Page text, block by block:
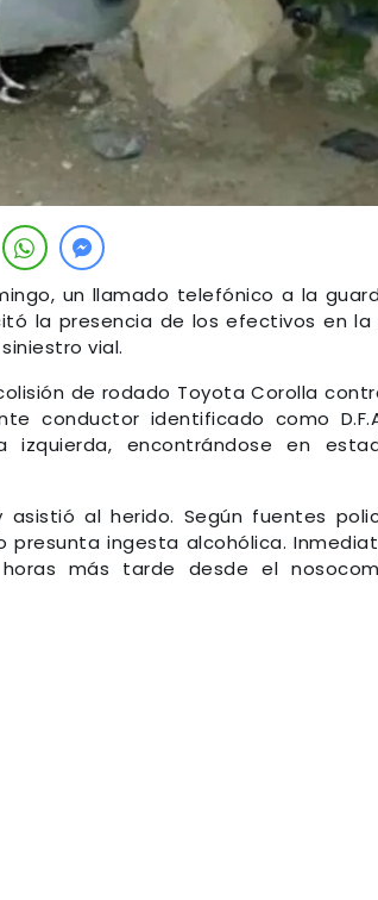
un llamado telefónico a la
la presencia de los efectivos en la
vial.
de rodado Toyota Corolla
conductor identificado como
encontrándose en
al herido. Según fuentes
presunta ingesta alcohólica.
más tarde desde el